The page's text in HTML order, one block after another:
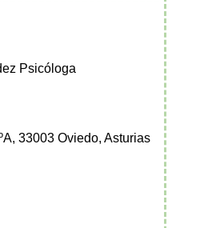
Psicóloga
33003 Oviedo, Asturias